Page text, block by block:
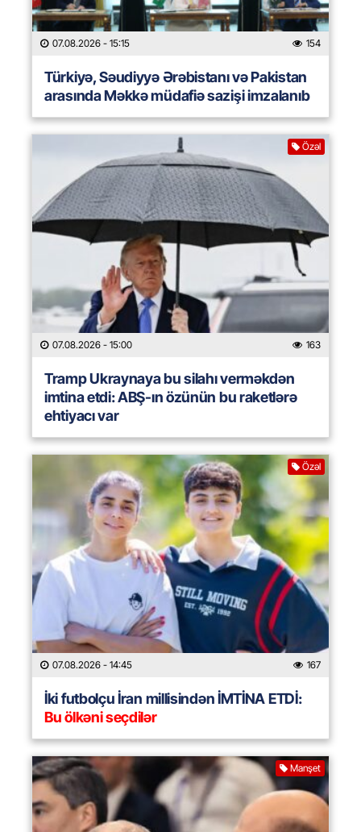
07.08.2026 - 15:15 154
Türkiyə, Səudiyyə Ərəbistanı və Pakistan
arasında Məkkə müdafiə sazişi imzalanıb
Özəl
07.08.2026 - 15:00 163
Tramp Ukraynaya bu silahı verməkdən
imtina etdi: ABŞ-ın özünün bu raketlərə
ehtiyacı var
Özəl
07.08.2026 - 14:45 167
İki futbolçu İran millisindən İMTİNA ETDİ:
Bu ölkəni seçdilər
Manşet